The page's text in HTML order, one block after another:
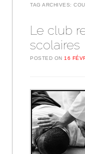
TAG ARCHIVES:
Le club
scolaires
POSTED ON16